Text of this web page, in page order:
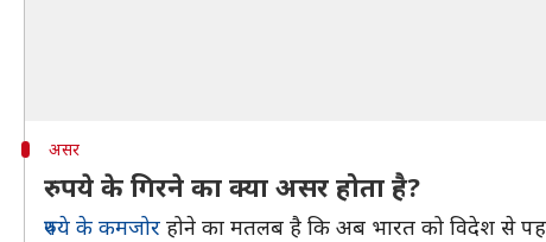
असर
रुपये के गिरने का क्या असर होता है?
रुपये के कमजोर होने का मतलब है कि अब भारत को विदेश से